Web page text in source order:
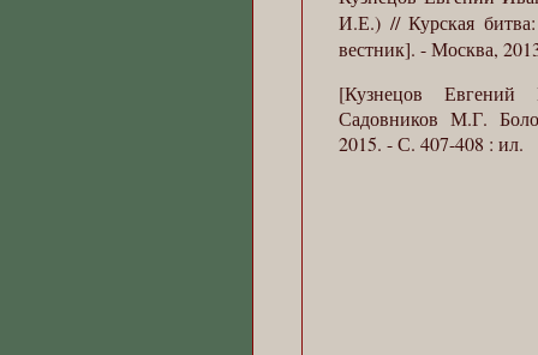
И.Е.) // Курская
вестник]. - Москва,
[Кузнецов
Садовников М.Г.
2015. - С. 407-408 : ил.